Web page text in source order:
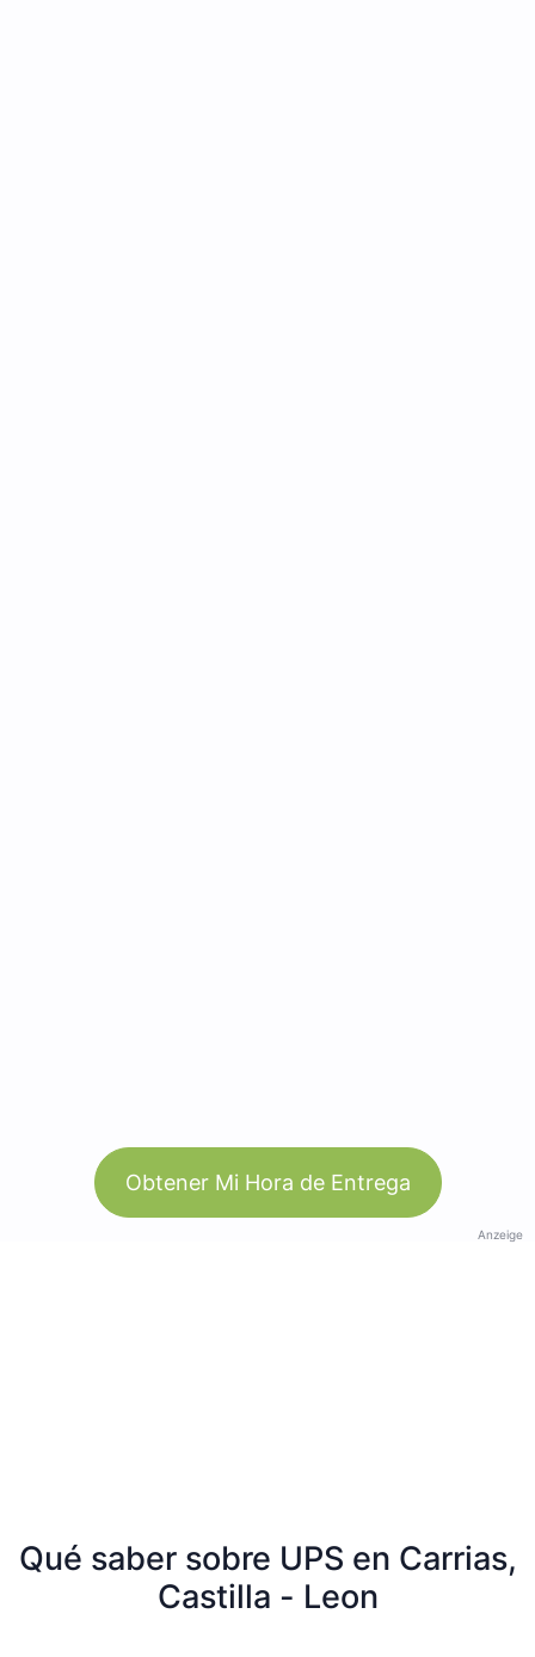
Obtener Mi Hora de Entrega
Anzeige
Qué saber sobre UPS en Carrias,
Castilla - Leon